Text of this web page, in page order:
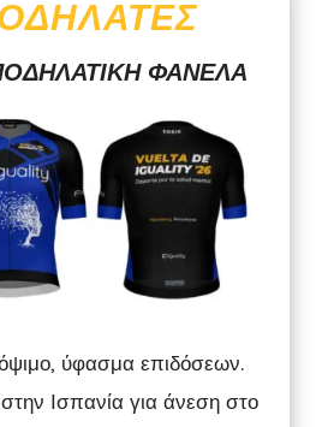
ΦΑΝΈΛΑ
ύφασμα επιδόσεων.
Ισπανία για άνεση στο